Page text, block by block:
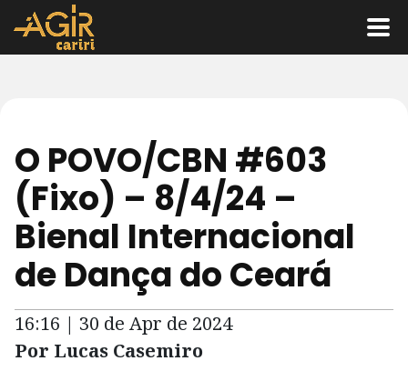
O POVO/CBN #603
(Fixo) – 8/4/24 –
Bienal Internacional
de Dança do Ceará
16:16 | 30 de Apr de 2024
Por Lucas Casemiro